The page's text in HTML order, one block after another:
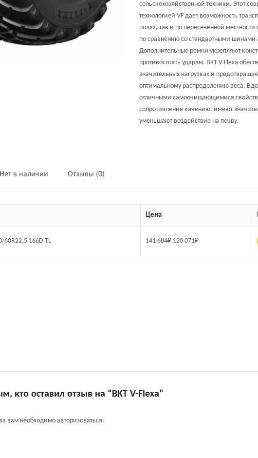
сельскохозяйственной техники. Этот
технологией VF дает возможность
полях, так и по пересеченной
по сравнению со стандартными шинами
Дополнительные ремни укрепляют
противостоять ударам. BKT V-Flexa
значительных нагрузках и
оптимальному распределению веса.
отличными самоочищающимися
сопротивление качению. имеют
уменьшают воздействие на почву.
Нет в наличии Отзывы (0)
Цена
60R22.5 166D TL 141 684₽ 120 071₽
кто оставил отзыв на “BKT V-Flexa”
вам необходимо авторизоваться.